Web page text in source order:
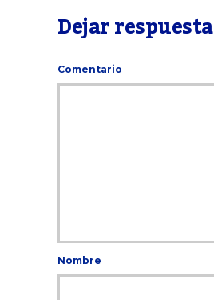
Dejar respuesta
Comentario
Nombre